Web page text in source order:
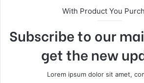
With Product You
Subscribe to our
get the new
Lorem ipsum dolor sit amet,